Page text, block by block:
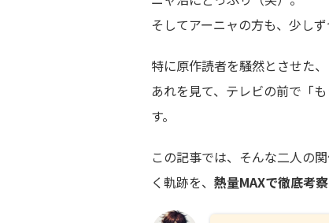
そしてアーニャの方も、少し
特に原作読者を騒然とさせた
あれを見て、テレビの前で「
す。
この記事では、そんな二人の
く軌跡を、 熱量MAXで徹底考察